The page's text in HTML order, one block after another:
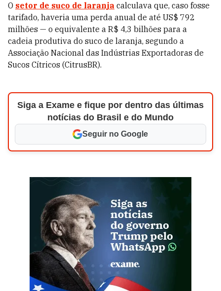
O setor de suco de laranja calculava que, caso fosse
tarifado, haveria uma perda anual de até US$ 792
milhões — o equivalente a R$ 4,3 bilhões para a
cadeia produtiva do suco de laranja, segundo a
Associação Nacional das Indústrias Exportadoras de
Sucos Cítricos (CitrusBR).
Siga a Exame e fique por dentro das últimas
notícias do Brasil e do Mundo
Seguir no Google